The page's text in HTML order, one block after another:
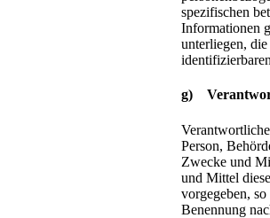
spezifischen
Informationen
unterliegen,
g)
Person,
Zwecke und
und Mittel
vorgegeben,
Benennung